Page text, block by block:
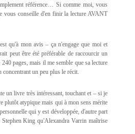
référence… Si comme moi, vous
je vous conseille d'en finir la lecture AVANT
qu'à mon avis – ça n'engage que moi et
peut être été préférable de raccourcir un
pages, mais il me semble que sa lecture
un peu plus le récit.
un livre très intéressant, touchant et – si je
atypique mais qui à mon sens mérite
qui y est développée, d'autre part
King qu'Alexandra Varrin maîtrise